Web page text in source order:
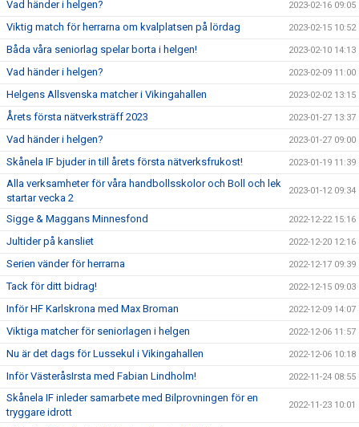
Vad händer i helgen? 2023-02-16 09:05
Viktig match för herrarna om kvalplatsen på lördag 2023-02-15 10:52
Båda våra seniorlag spelar borta i helgen! 2023-02-10 14:13
Vad händer i helgen? 2023-02-09 11:00
Helgens Allsvenska matcher i Vikingahallen 2023-02-02 13:15
Årets första nätverksträff 2023 2023-01-27 13:37
Vad händer i helgen? 2023-01-27 09:00
Skånela IF bjuder in till årets första nätverksfrukost! 2023-01-19 11:39
Alla verksamheter för våra handbollsskolor och Boll och lek
startar vecka 2
2023-01-12 09:34
Sigge & Maggans Minnesfond 2022-12-22 15:16
Jultider på kansliet 2022-12-20 12:16
Serien vänder för herrarna 2022-12-17 09:39
Tack för ditt bidrag! 2022-12-15 09:03
Inför HF Karlskrona med Max Broman 2022-12-09 14:07
Viktiga matcher för seniorlagen i helgen 2022-12-06 11:57
Nu är det dags för Lussekul i Vikingahallen 2022-12-06 10:18
Inför VästeråsIrsta med Fabian Lindholm! 2022-11-24 08:55
Skånela IF inleder samarbete med Bilprovningen för en
tryggare idrott
2022-11-23 10:01